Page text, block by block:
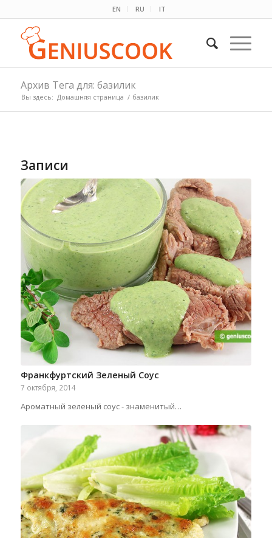
EN RU IT
Архив Тега для: базилик
Вы здесь: Домашняя страница / базилик
Записи
Франкфуртский Зеленый Соус
7 октября, 2014
Ароматный зеленый соус - знаменитый…